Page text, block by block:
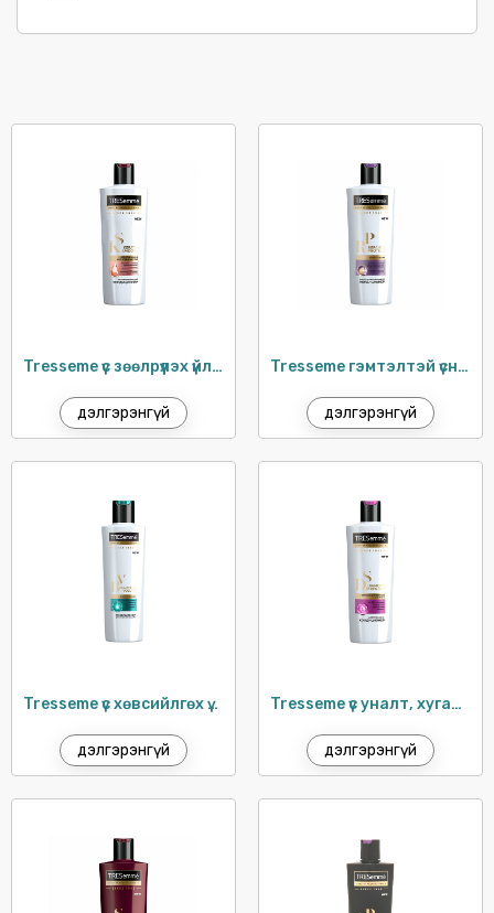
KOREGA
KOTEX
LIPTON
MR MUSCLE
OMO
P/S
PARODONTAX
PEPSODENT
PRINGLES
PRONTO
RAID
SENSODYNE
SPLAT
SUNLIGHT
SURF
TOILET DUCK
Tresseme үс зөөлрүүлэх үйлчилгээтэй ангижруулагч / 400мл
дэлгэрэнгүй
Tresseme гэмтэлтэй үсний ангижруулагч / 400мл
дэлгэрэнгүй
Tresseme үс хөвсийлгөх үйлчилгээтэй ангижруулагч / 400мл
дэлгэрэнгүй
Tresseme үс уналт, хугаралтын эсрэг ангижруулагч / 400мл
дэлгэрэнгүй